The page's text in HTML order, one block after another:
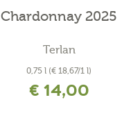
Chardonnay 2025
Terlan
0,75 l (€ 18,67/1 l)
€ 14,00